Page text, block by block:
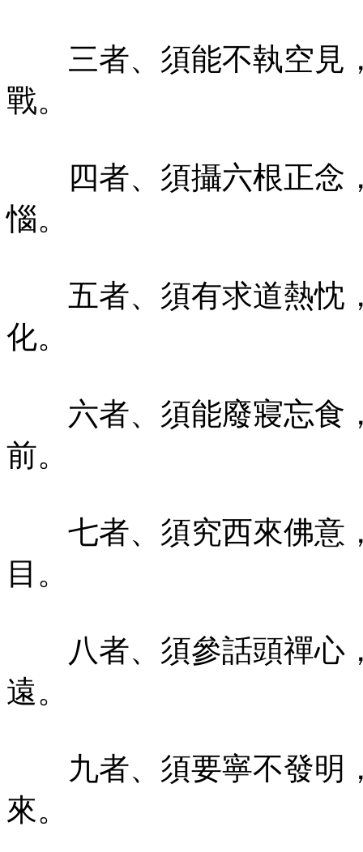
三者、須能不執空見
戰。
四者、須攝六根正念
惱。
五者、須有求道熱忱
化。
六者、須能廢寢忘食
前。
七者、須究西來佛意
目。
八者、須參話頭禪心
遠。
九者、須要寧不發明
來。